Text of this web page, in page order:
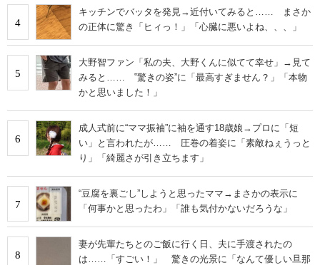
4
キッチンでバッタを発見→近付いてみると…… まさか
の正体に驚き「ヒィっ！」「心臓に悪いよね、、、」
5
大野智ファン「私の夫、大野くんに似てて幸せ」→見て
みると…… ‟驚きの姿”に「最高すぎません？」「本物
かと思いました！」
6
成人式前に“ママ振袖”に袖を通す18歳娘→プロに「短
い」と言われたが…… 圧巻の着姿に「素敵ねぇうっと
り」「綺麗さが引き立ちます」
7
“豆腐を裏ごし”しようと思ったママ→まさかの表示に
「何事かと思ったわ」「誰も気付かないだろうな」
8
妻が先輩たちとのご飯に行く日、夫に手渡されたの
は……「すごい！」 驚きの光景に「なんて優しい旦那